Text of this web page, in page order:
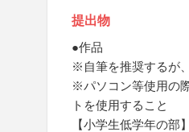
提出物
●作品
※自筆を推奨するが
※パソコン等使用の
トを使用すること
【小学生低学年の部】